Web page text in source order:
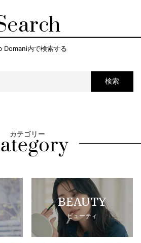
Domani内で検索する
検索
カテゴリー
BEAUTY
ビューティ